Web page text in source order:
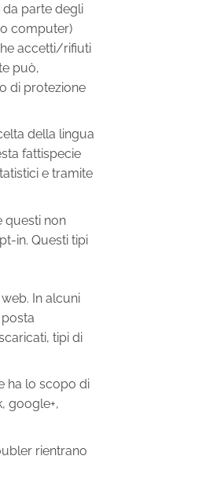
parte degli
computer)
accetti/rifiuti
può,
di protezione
della lingua
fattispecie
e tramite
questi non
in. Questi tipi
In alcuni
tipi di
ha lo scopo di
google+,
rientrano